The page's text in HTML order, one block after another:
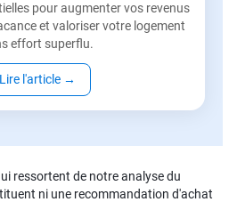
pour augmenter vos revenus
et valoriser votre logement
effort superflu.
Lire l'article →
ressortent de notre analyse du
ni une recommandation d'achat